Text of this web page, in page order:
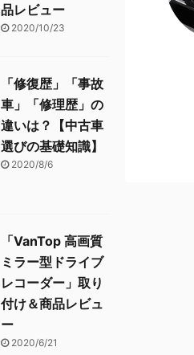
品レビュー
2020/10/23
「修復歴」「事故
車」「修理歴」の
違いは？【中古車
選びの基礎知識】
2020/8/6
「VanTop 高画質
ミラー型ドライブ
レコーダー」取り
付け＆商品レビュ
ー
2020/6/21